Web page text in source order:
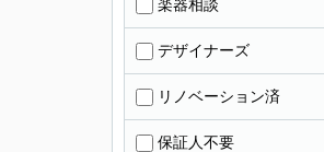
楽器相談
デザイナーズ
リノベーション済
保証人不要